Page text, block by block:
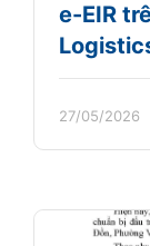
e-EIR
27/05/2026